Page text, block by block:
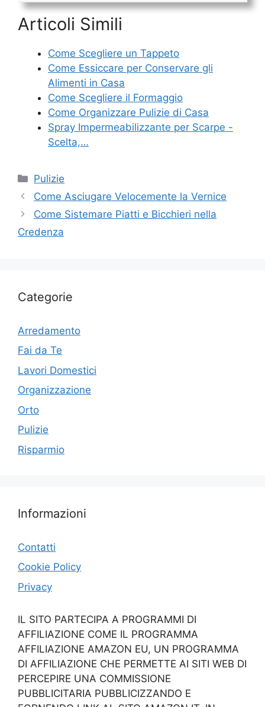
Articoli Simili
Come Scegliere un Tappeto
Come Essiccare per Conservare gli
Alimenti in Casa
Come Scegliere il Formaggio
Come Organizzare Pulizie di Casa
Spray Impermeabilizzante per Scarpe -
Scelta,…
Categorie
Pulizie
Come Asciugare Velocemente la Vernice
Come Sistemare Piatti e Bicchieri nella
Credenza
Categorie
Arredamento
Fai da Te
Lavori Domestici
Organizzazione
Orto
Pulizie
Risparmio
Informazioni
Contatti
Cookie Policy
Privacy
IL SITO PARTECIPA A PROGRAMMI DI
AFFILIAZIONE COME IL PROGRAMMA
AFFILIAZIONE AMAZON EU, UN PROGRAMMA
DI AFFILIAZIONE CHE PERMETTE AI SITI WEB DI
PERCEPIRE UNA COMMISSIONE
PUBBLICITARIA PUBBLICIZZANDO E